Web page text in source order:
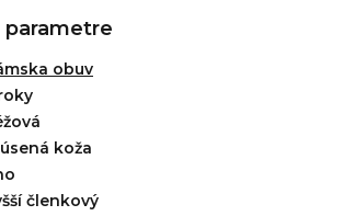
obuv
koža
členkový